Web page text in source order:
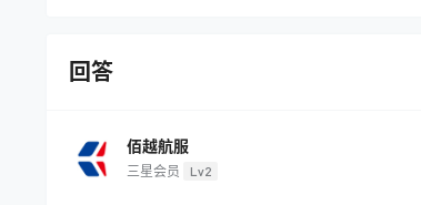
回答
佰越航服
三星会员 Lv2